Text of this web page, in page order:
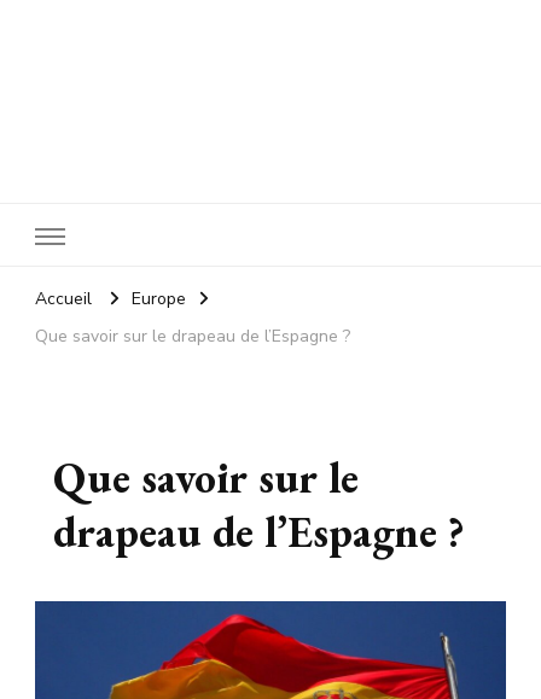
Accueil
Europe
Que savoir sur le drapeau de l’Espagne ?
Que savoir sur le
drapeau de l’Espagne ?